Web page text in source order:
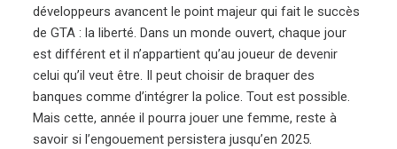
développeurs avancent le point majeur qui fait le succès
de GTA : la liberté. Dans un monde ouvert, chaque jour
est différent et il n’appartient qu’au joueur de devenir
celui qu’il veut être. Il peut choisir de braquer des
banques comme d’intégrer la police. Tout est possible.
Mais cette, année il pourra jouer une femme, reste à
savoir si l’engouement persistera jusqu’en 2025.